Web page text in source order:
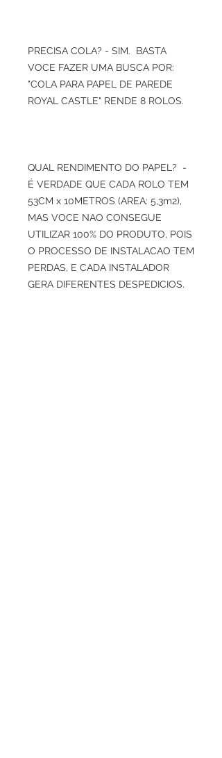
PRECISA COLA? - SIM. BASTA
VOCE FAZER UMA BUSCA POR:
"COLA PARA PAPEL DE PAREDE
ROYAL CASTLE" RENDE 8 ROLOS.
QUAL RENDIMENTO DO PAPEL? -
É VERDADE QUE CADA ROLO TEM
53CM x 10METROS (AREA: 5,3m2),
MAS VOCE NAO CONSEGUE
UTILIZAR 100% DO PRODUTO, POIS
O PROCESSO DE INSTALACAO TEM
PERDAS, E CADA INSTALADOR
GERA DIFERENTES DESPEDICIOS.